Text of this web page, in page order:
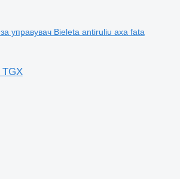
управувач Bieleta antiruliu axa fata
TGX